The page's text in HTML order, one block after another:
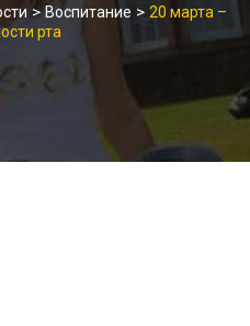
>Воспитание > 20 марта –
рта